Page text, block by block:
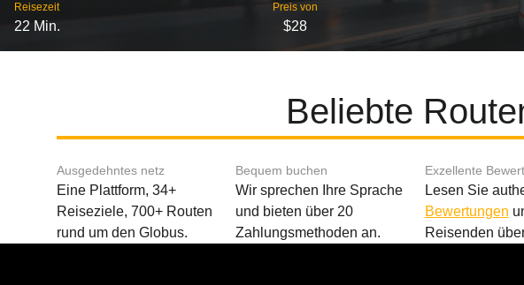
Reisezeit
22 Min.
Preis von
$28
Beliebte
Ausgedehntes netz
Eine Plattform, 34+
Reiseziele, 700+ Routen
rund um den Globus.
Bequem buchen
Wir sprechen Ihre Sprache
und bieten über 20
Zahlungsmethoden an.
Exzellente
Lesen Sie
Bewertungen
Reisenden